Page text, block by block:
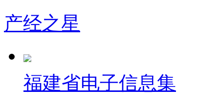
产经之星
福建省电子信息集